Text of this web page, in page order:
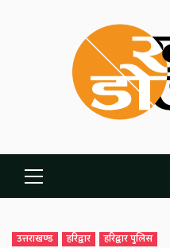
Primary
Menu
उत्तराखण्ड हरिद्वार हरिद्वार पुलिस